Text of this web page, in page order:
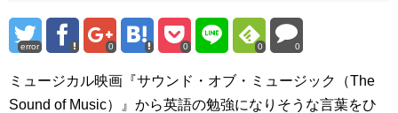
error 0 0 0 0
ミュージカル映画『サウンド・オブ・ミュージック（The
Sound of Music）』から英語の勉強になりそうな言葉をひ